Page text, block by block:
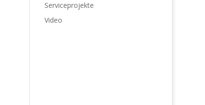
Serviceprojekte
Video